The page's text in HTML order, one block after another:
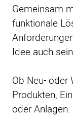
Gemeinsam
funktionale
Idee auch
Ob Neu- oder
Produkten,
oder